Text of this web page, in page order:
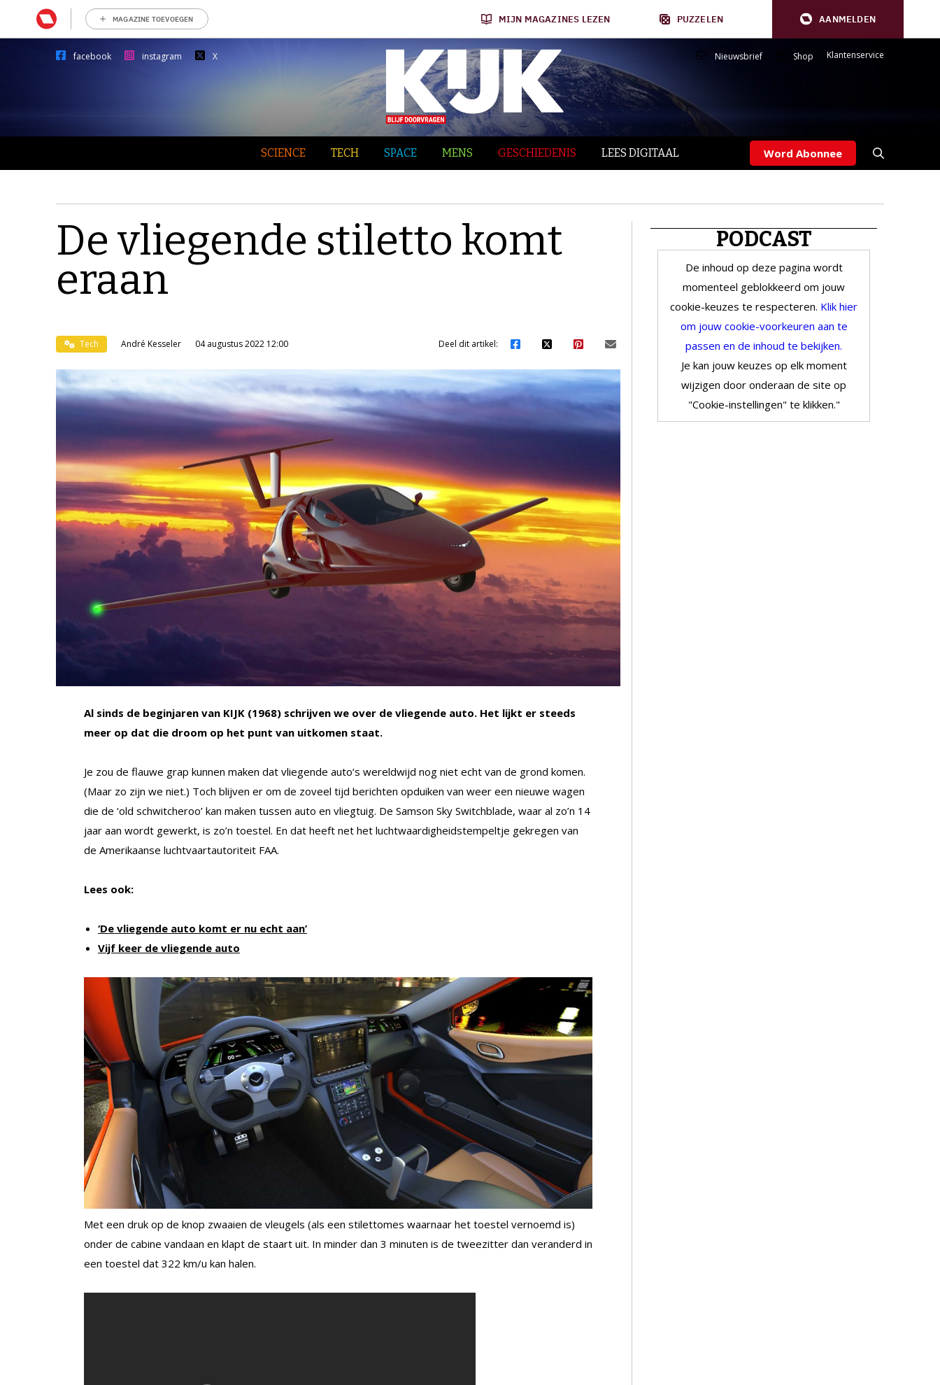
MAGAZINE TOEVOEGEN MIJN MAGAZINES LEZEN PUZZELEN AANMELDEN
facebook instagram X Nieuwsbrief Shop Klantenservice
SCIENCE TECH SPACE MENS GESCHIEDENIS LEES DIGITAAL Word Abonnee
De vliegende stiletto komt
eraan
Tech André Kesseler 04 augustus 2022 12:00 Deel dit artikel:
Al sinds de beginjaren van KIJK (1968) schrijven we over de vliegende auto. Het lijkt er steeds
meer op dat die droom op het punt van uitkomen staat.
Je zou de flauwe grap kunnen maken dat vliegende auto’s wereldwijd nog niet echt van de grond komen.
(Maar zo zijn we niet.) Toch blijven er om de zoveel tijd berichten opduiken van weer een nieuwe wagen
die de ‘old schwitcheroo’ kan maken tussen auto en vliegtuig. De Samson Sky Switchblade, waar al zo’n 14
jaar aan wordt gewerkt, is zo’n toestel. En dat heeft net het luchtwaardigheidstempeltje gekregen van
de Amerikaanse luchtvaartautoriteit FAA.
Lees ook:
‘De vliegende auto komt er nu echt aan’
Vijf keer de vliegende auto
Met een druk op de knop zwaaien de vleugels (als een stilettomes waarnaar het toestel vernoemd is)
onder de cabine vandaan en klapt de staart uit. In minder dan 3 minuten is de tweezitter dan veranderd in
een toestel dat 322 km/u kan halen.
PODCAST
De inhoud op deze pagina wordt
momenteel geblokkeerd om jouw
cookie-keuzes te respecteren. Klik hier
om jouw cookie-voorkeuren aan te
passen en de inhoud te bekijken.
Je kan jouw keuzes op elk moment
wijzigen door onderaan de site op
"Cookie-instellingen" te klikken."